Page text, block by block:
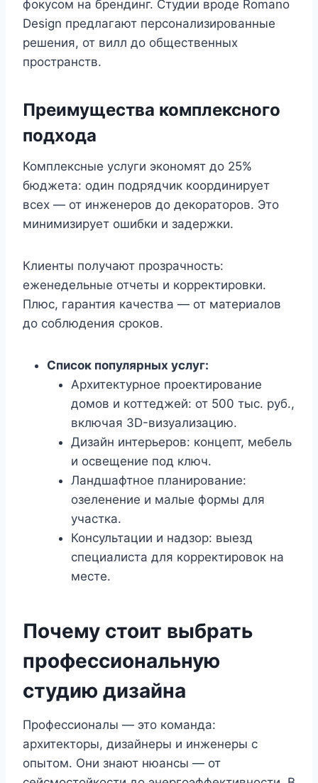
фокусом на брендинг. Студии вроде Romano
Design предлагают персонализированные
решения, от вилл до общественных
пространств.
Преимущества комплексного
подхода
Комплексные услуги экономят до 25%
бюджета: один подрядчик координирует
всех — от инженеров до декораторов. Это
минимизирует ошибки и задержки.
Клиенты получают прозрачность:
еженедельные отчеты и корректировки.
Плюс, гарантия качества — от материалов
до соблюдения сроков.
Список популярных услуг:
Архитектурное проектирование
домов и коттеджей: от 500 тыс. руб.,
включая 3D-визуализацию.
Дизайн интерьеров: концепт, мебель
и освещение под ключ.
Ландшафтное планирование:
озеленение и малые формы для
участка.
Консультации и надзор: выезд
специалиста для корректировок на
месте.
Почему стоит выбрать
профессиональную
студию дизайна
Профессионалы — это команда:
архитекторы, дизайнеры и инженеры с
опытом. Они знают нюансы — от